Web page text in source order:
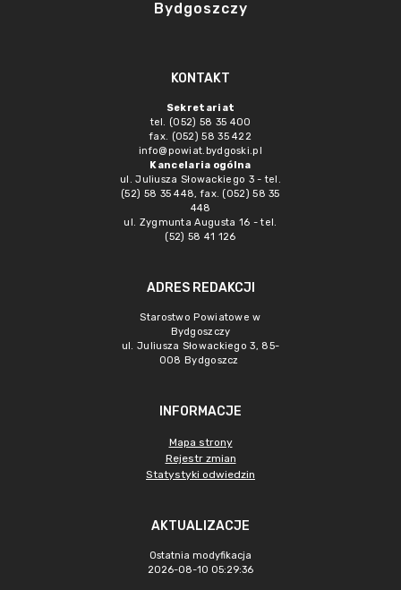
Bydgoszczy
KONTAKT
Sekretariat
tel. (052) 58 35 400
fax. (052) 58 35 422
info@powiat.bydgoski.pl
Kancelaria ogólna
ul. Juliusza Słowackiego 3 - tel.
(52) 58 35 448, fax. (052) 58 35
448
ul. Zygmunta Augusta 16 - tel.
(52) 58 41 126
ADRES REDAKCJI
Starostwo Powiatowe w
Bydgoszczy
ul. Juliusza Słowackiego 3, 85-
008 Bydgoszcz
INFORMACJE
Mapa strony
Rejestr zmian
Statystyki odwiedzin
AKTUALIZACJE
Ostatnia modyfikacja
2026-08-10 05:29:36